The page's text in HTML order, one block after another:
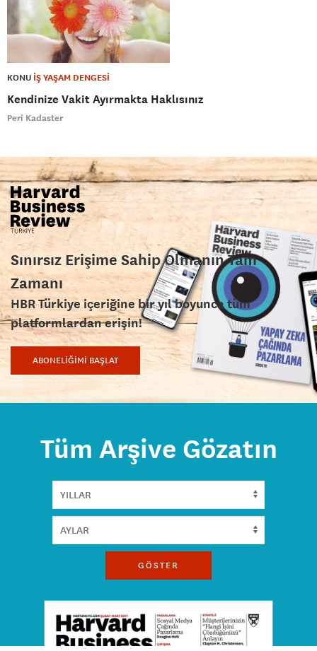
KONU İŞ YAŞAM DENGESİ
Kendinize Vakit Ayırmakta Haklısınız
Peri Kadaster
Sınırsız Erişime Sahip Olmanın Tam
Zamanı
HBR Türkiye içeriğine bir yıl boyunca tüm
platformlardan erişin!
ABONELİĞİMİ BAŞLAT
Tüm Arşive Gözatın
GÖSTER